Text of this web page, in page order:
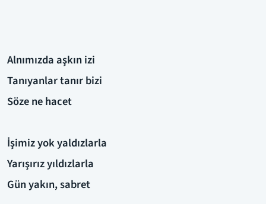
Alnımızda aşkın izi
Tanıyanlar tanır bizi
Söze ne hacet
İşimiz yok yaldızlarla
Yarışırız yıldızlarla
Gün yakın, sabret